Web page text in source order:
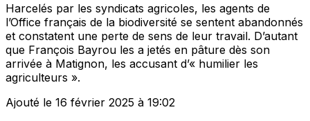
Harcelés par les syndicats agricoles, les agents de
l’Office français de la biodiversité se sentent abandonnés
et constatent une perte de sens de leur travail. D’autant
que François Bayrou les a jetés en pâture dès son
arrivée à Matignon, les accusant d’« humilier les
agriculteurs ».
Ajouté le 16 février 2025 à 19:02